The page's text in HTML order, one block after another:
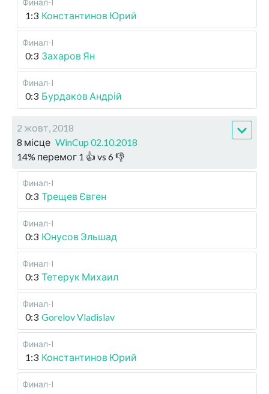
Финал-I
1:3 Константинов Юрий
Финал-I
0:3 Захаров Ян
Финал-I
0:3 Бурдаков Андрій
2 жовт, 2018
8 місце WinCup 02.10.2018
14% перемог 1 👍 vs 6👎
Финал-I
0:3 Трещев Євген
Финал-I
0:3 Юнусов Эльшад
Финал-I
0:3 Тетерук Михаил
Финал-I
0:3 Gorelov Vladislav
Финал-I
1:3 Константинов Юрий
Финал-I